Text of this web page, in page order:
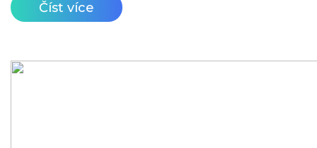
Číst více